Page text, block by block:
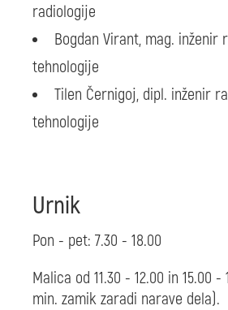
radiologije
Bogdan Virant, mag. inženir
tehnologije
Tilen Černigoj, dipl. inženir
tehnologije
Urnik
Pon - pet: 7.30 - 18.00
Malica od 11.30 - 12.00 in 15.00 -
min. zamik zaradi narave dela).